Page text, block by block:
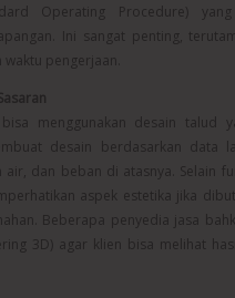
Operating Procedure) yang
Ini sangat penting,
pengerjaan.
menggunakan desain talud
desain berdasarkan data
dan beban di atasnya. Selain
aspek estetika jika
Beberapa penyedia jasa
3D) agar klien bisa melihat